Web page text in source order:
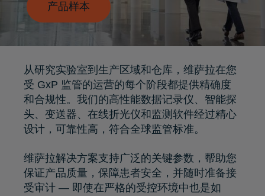
产品样本
从研究实验室到生产区域和仓库，维萨拉在您
受 GxP 监管的运营的每个阶段都提供精确度
和合规性。我们的高性能数据记录仪、智能探
头、变送器、在线折光仪和监测软件经过精心
设计，可靠性高，符合全球监管标准。
维萨拉解决方案支持广泛的关键参数，帮助您
保证产品质量，保障患者安全，并随时准备接
受审计 — 即使在严格的受控环境中也是如